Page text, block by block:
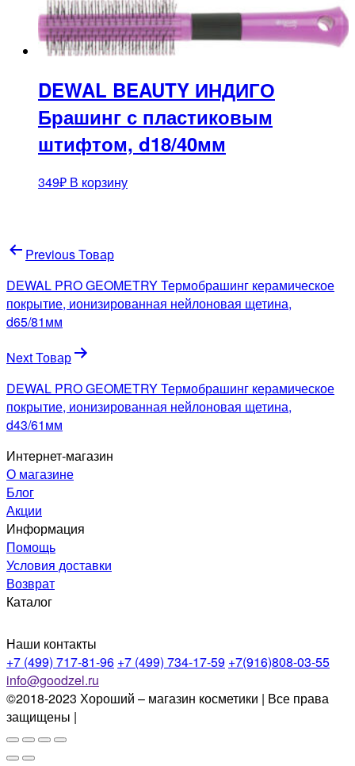
DEWAL BEAUTY ИНДИГО
Брашинг с пластиковым
штифтом, d18/40мм
349₽ В корзину
Навигация
по
записям
Previous Товар
DEWAL PRO GEOMETRY Термобрашинг керамическое
покрытие, ионизированная нейлоновая щетина,
d65/81мм
Next Товар
DEWAL PRO GEOMETRY Термобрашинг керамическое
покрытие, ионизированная нейлоновая щетина,
d43/61мм
Интернет-магазин
О магазине
Блог
Акции
Информация
Помощь
Условия доставки
Возврат
Каталог
Наши контакты
+7 (499) 717-81-96 +7 (499) 734-17-59 +7(916)808-03-55
info@goodzel.ru
©2018-2023 Хороший – магазин косметики | Все права
защищены |